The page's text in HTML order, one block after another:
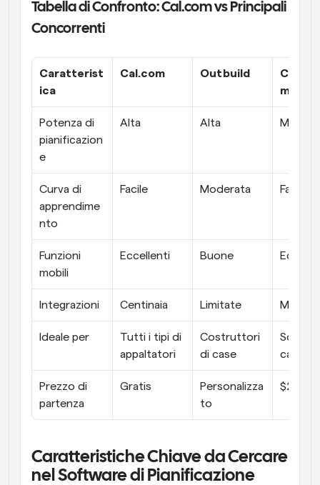
Tabella di Confronto: Cal.com vs Principali
Concorrenti
Caratterist
ica
Cal.com Outbuild
m
Potenza di
pianificazion
e
Alta Alta Media
Curva di
apprendime
nto
Facile Moderata Facile
Funzioni
mobili
Eccellenti Buone
Integrazioni Centinaia Limitate
Ideale per
Tutti i tipi di
appaltatori
Costruttori
di case
campo
Prezzo di
partenza
Gratis
Personalizza
to
$29/
Caratteristiche Chiave da Cercare
nel Software di Pianificazione